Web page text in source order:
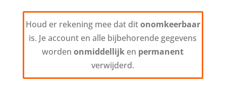
Houd er rekening mee dat ditonomkeerbaar
is. Je account en alle bijbehorende gegevens
wordenonmiddellijk en permanent
verwijderd.